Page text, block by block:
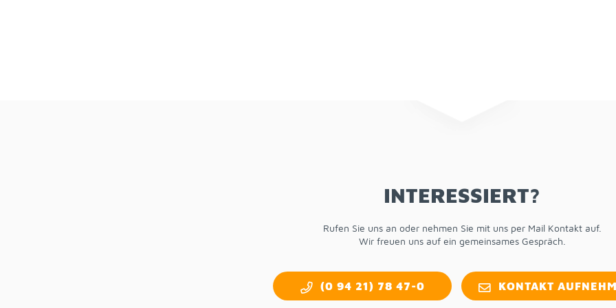
IN­TER­ES­SIERT?
Ru­fen Sie uns an oder neh­men Sie mit uns per Mail Kon­takt auf.
Wir freu­en uns auf ein ge­mein­sa­mes Ge­spräch.
(0 94 21) 78 47-0 KON­TAKT